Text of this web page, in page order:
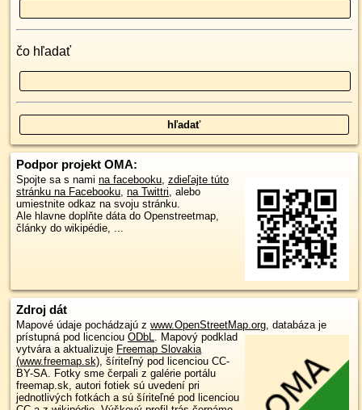
čo hľadať
Podpor projekt OMA:
Spojte sa s nami na facebooku, zdieľajte túto
stránku na Facebooku, na Twittri, alebo
umiestnite odkaz na svoju stránku.
Ale hlavne doplňte dáta do Openstreetmap,
články do wikipédie, ...
Zdroj dát
Mapové údaje pochádzajú z www.OpenStreetMap.org, databáza je
prístupná pod licenciou ODbL. Mapový podklad
vytvára a aktualizuje Freemap Slovakia
(www.freemap.sk), šíriteľný pod licenciou CC-
BY-SA. Fotky sme čerpali z galérie portálu
freemap.sk, autori fotiek sú uvedení pri
jednotlivých fotkách a sú šíriteľné pod licenciou